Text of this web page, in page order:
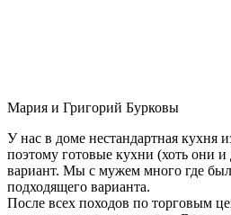
Мария и Григорий Бурковы
У нас в доме нестандартная кухня
поэтому готовые кухни (хоть они
вариант. Мы с мужем много где
подходящего варианта.
После всех походов по торговым